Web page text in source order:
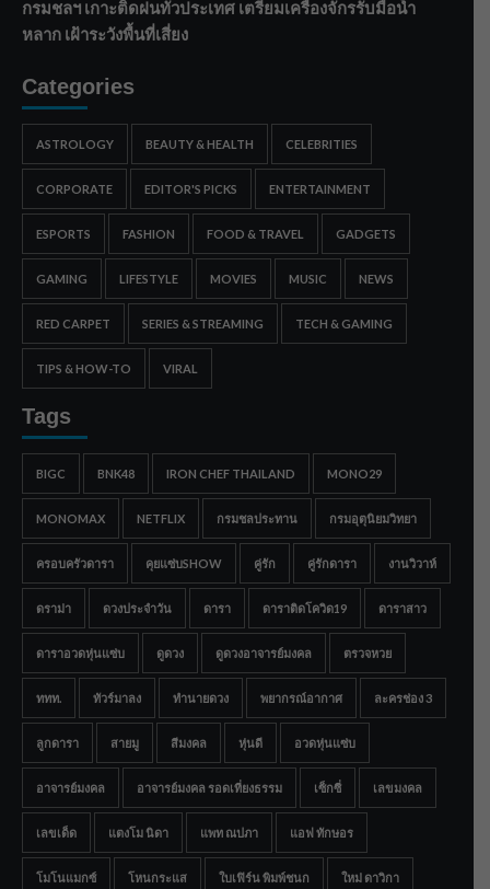
กรมชลฯ เกาะติดฝนทั่วประเทศ เตรียมเครื่องจักรรับมือน้ำ
หลาก เฝ้าระวังพื้นที่เสี่ยง
Categories
ASTROLOGY BEAUTY & HEALTH CELEBRITIES
CORPORATE EDITOR'S PICKS ENTERTAINMENT
ESPORTS FASHION FOOD & TRAVEL GADGETS
GAMING LIFESTYLE MOVIES MUSIC NEWS
RED CARPET SERIES & STREAMING TECH & GAMING
TIPS & HOW-TO VIRAL
Tags
BIGC BNK48 IRON CHEF THAILAND MONO29
MONOMAX NETFLIX กรมชลประทาน กรมอุตุนิยมวิทยา
ครอบครัวดารา คุยแซ่บSHOW คู่รัก คู่รักดารา งานวิวาห์
ดราม่า ดวงประจำวัน ดารา ดาราติดโควิด19 ดาราสาว
ดาราอวดหุ่นแซ่บ ดูดวง ดูดวงอาจารย์มงคล ตรวจหวย
ททท. ทัวร์มาลง ทำนายดวง พยากรณ์อากาศ ละครช่อง 3
ลูกดารา สายมู สีมงคล หุ่นดี อวดหุ่นแซ่บ
อาจารย์มงคล อาจารย์มงคล รอดเที่ยงธรรม เซ็กซี่ เลขมงคล
เลขเด็ด แตงโม นิดา แพท ณปภา แอฟ ทักษอร
โมโนแมกซ์ โหนกระแส ใบเฟิร์น พิมพ์ชนก ใหม่ ดาวิกา